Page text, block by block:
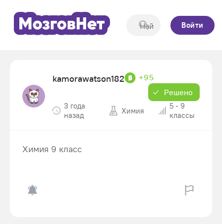
Войти
kamorawatson182
+95
Решено
3 года
назад
Химия
5 - 9
классы
Химия 9 класс